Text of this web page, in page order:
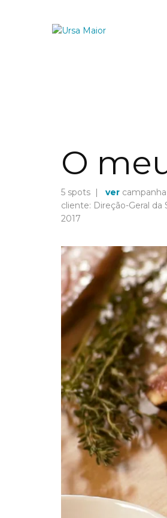
O
5 spots | ver
cliente: Direção-Geral da
2017